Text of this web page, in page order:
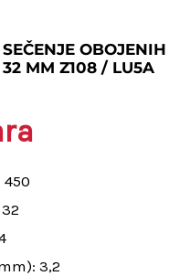
OBOJENIH
MM Z108 / LU5A
3,2